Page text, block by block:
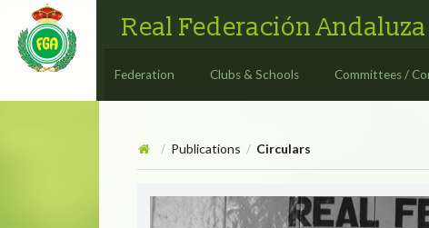
Real Federación
Federation Clubs & Schools Committees /
/ Publications / Circulars